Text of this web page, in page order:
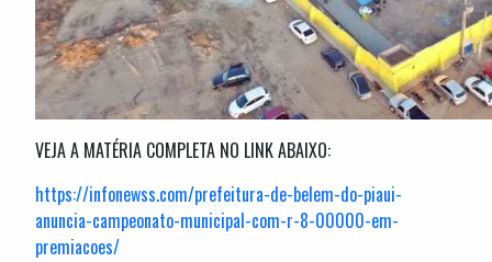
VEJA A MATÉRIA COMPLETA NO LINK ABAIXO:
https://infonewss.com/prefeitura-de-belem-do-piaui-
anuncia-campeonato-municipal-com-r-8-00000-em-
premiacoes/